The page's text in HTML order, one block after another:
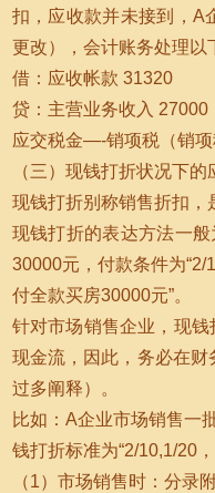
扣，应收款并未接到，A
更改），会计账务处理以
借：应收帐款 31320
贷：主营业务收入 27000
应交税金—-销项税（销
（三）现钱打折状况下的
现钱打折别称销售折扣，
现钱打折的表达方法一
30000元，付款条件为
付全款买房30000元”。
针对市场销售企业，现
现金流，因此，务必在
过多阐释）。
比如：A企业市场销售一
钱打折标准为“2/10,1/20
（1）市场销售时：分录